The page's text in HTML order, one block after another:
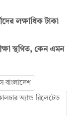
লক্ষাধিক টাকা
স্থগিত, কেন এমন
বাংলাদেশ
অ্যান্ড রিলেটেড